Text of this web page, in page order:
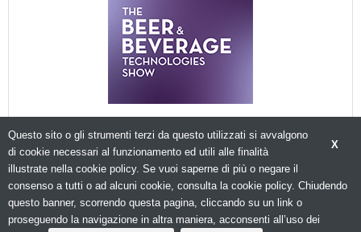
© Copyright 2026. Packagingspace.net - Il portale del packaging - N.ro Iscrizione ROC 35480 -
Privacy policy
X
Questo sito o gli strumenti terzi da questo utilizzati si avvalgono
di cookie necessari al funzionamento ed utili alle finalità
illustrate nella cookie policy. Se vuoi saperne di più o negare il
consenso a tutti o ad alcuni cookie, consulta la cookie policy. Chiudendo
questo banner, scorrendo questa pagina, cliccando su un link o
proseguendo la navigazione in altra maniera, acconsenti all’uso dei